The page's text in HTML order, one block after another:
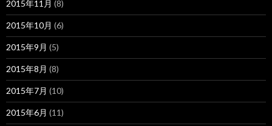
2015年11月 (8)
2015年10月 (6)
2015年9月 (5)
2015年8月 (8)
2015年7月 (10)
2015年6月 (11)